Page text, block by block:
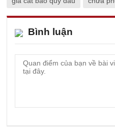
Bình luận